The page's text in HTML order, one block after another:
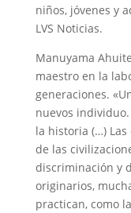
niños, jóvenes y
LVS Noticias.
Manuyama
maestro en la
generaciones.
nuevos
la historia (…)
de las
discriminación y
originarios,
practican, como